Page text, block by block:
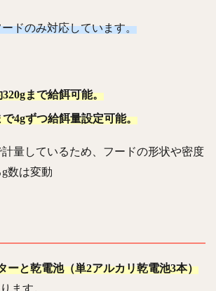
ドのみ対応しています。
まで給餌可能。
で4gずつ給餌量設定可能。
量しているため、フードの形状や密度
数は変動
ーと乾電池（単2アルカリ乾電池3本）
ます。